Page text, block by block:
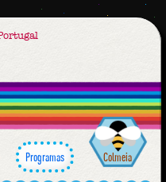
Programas Colmeia